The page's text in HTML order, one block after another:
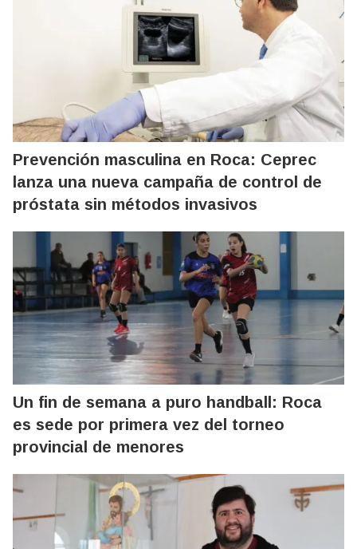
Prevención masculina en Roca: Ceprec
lanza una nueva campaña de control de
próstata sin métodos invasivos
Un fin de semana a puro handball: Roca
es sede por primera vez del torneo
provincial de menores